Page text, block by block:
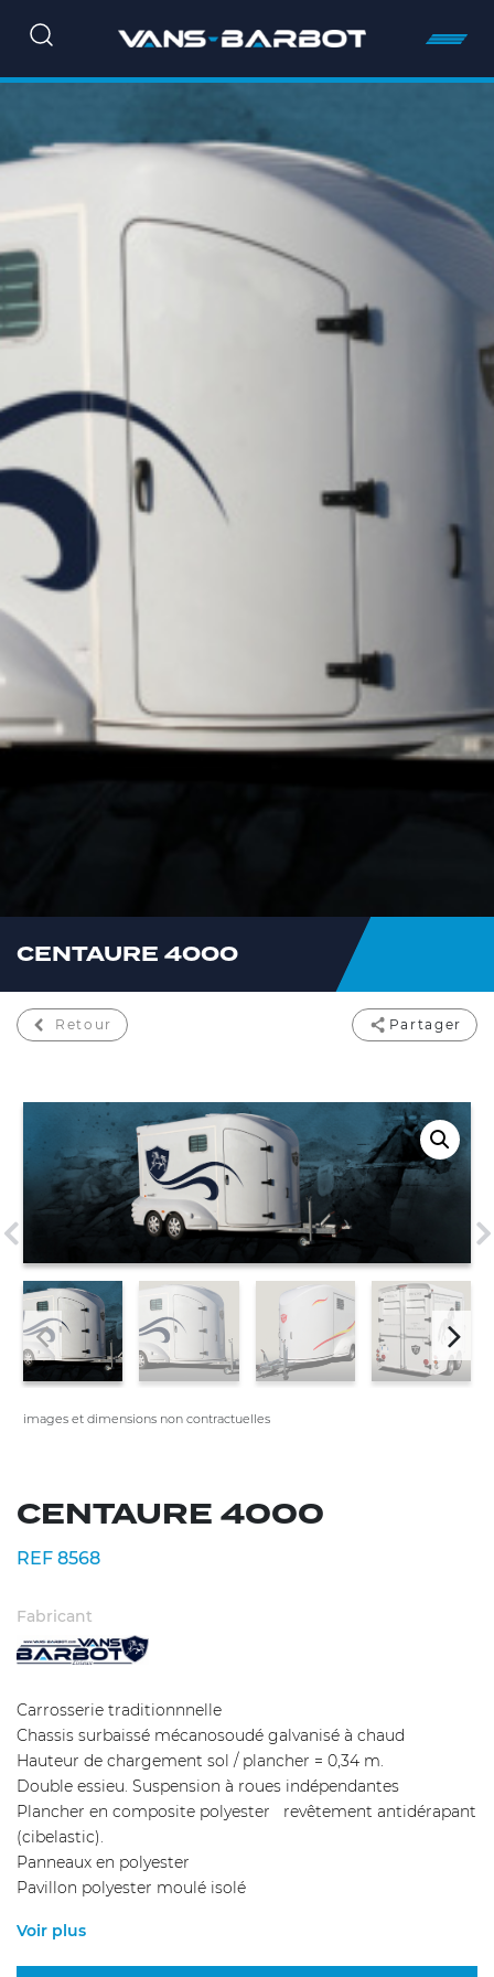
CENTAURE 4000
images et dimensions non contractuelles
CENTAURE 4000
REF 8568
Fabricant
Carrosserie traditionnnelle
Chassis surbaissé mécanosoudé galvanisé à chaud
Hauteur de chargement sol / plancher = 0,34 m.
Double essieu. Suspension à roues indépendantes
Plancher en composite polyester revêtement antidérapant
(cibelastic).
Panneaux en polyester
Pavillon polyester moulé isolé
Voir plus
Retour Partager